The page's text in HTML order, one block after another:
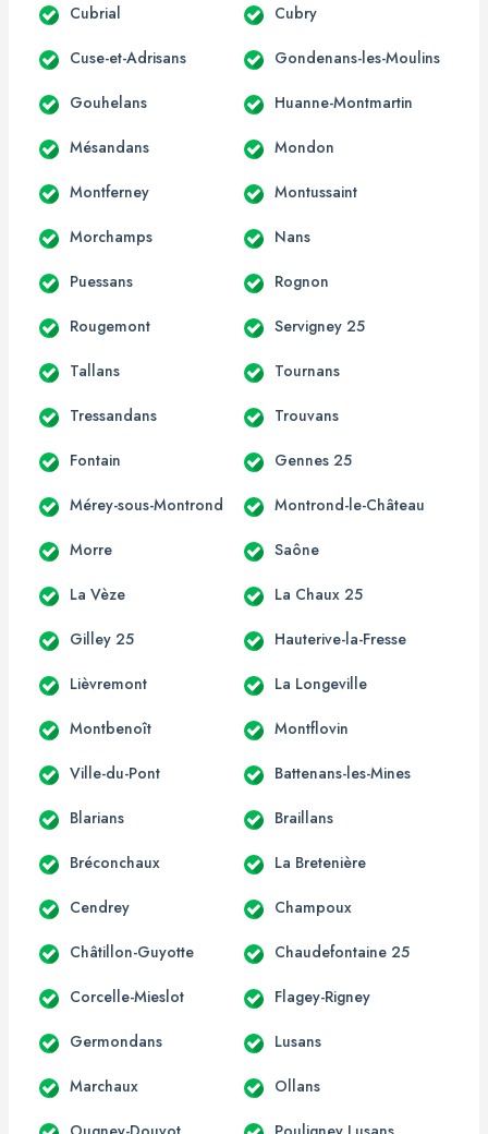
Cubrial Cubry
Cuse-et-Adrisans Gondenans-les-Moulins
Gouhelans Huanne-Montmartin
Mésandans Mondon
Montferney Montussaint
Morchamps Nans
Puessans Rognon
Rougemont Servigney 25
Tallans Tournans
Tressandans Trouvans
Fontain Gennes 25
Mérey-sous-Montrond Montrond-le-Château
Morre Saône
La Vèze La Chaux 25
Gilley 25 Hauterive-la-Fresse
Lièvremont La Longeville
Montbenoît Montflovin
Ville-du-Pont Battenans-les-Mines
Blarians Braillans
Bréconchaux La Bretenière
Cendrey Champoux
Châtillon-Guyotte Chaudefontaine 25
Corcelle-Mieslot Flagey-Rigney
Germondans Lusans
Marchaux Ollans